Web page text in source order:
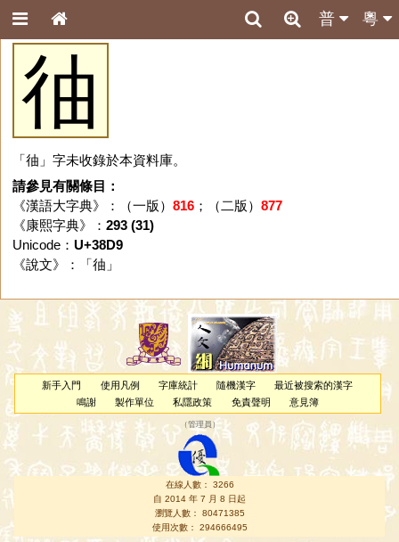
粵
普
㣙
「㣙」字未收錄於本資料庫。
請參見有關條目：
《漢語大字典》：（一版） 816；（二版） 877
《康熙字典》： 293 (31)
Unicode： U+38D9
《說文》：「 㣙 」
新手入門 使用凡例 字庫統計 隨機漢字
最近被搜索的漢字
鳴謝
製作單位 私隱政策 免責聲明 意見簿
（管理員 ）
在線人數： 3266
自 2014 年 7 月 8 日起
瀏覽人數： 80471385
使用次數： 294666495